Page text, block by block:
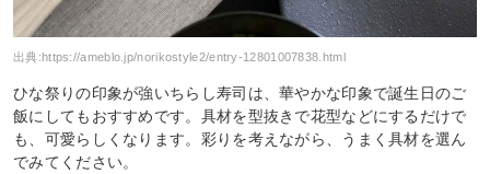
出典:https://ameblo.jp/norikostyle2/entry-12801007838.html
ひな祭りの印象が強いちらし寿司は、華やかな印象で誕生日のご
飯にしてもおすすめです。具材を型抜きで花型などにするだけで
も、可愛らしくなります。彩りを考えながら、うまく具材を選ん
でみてください。